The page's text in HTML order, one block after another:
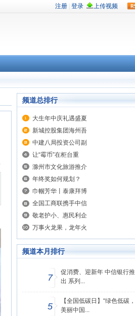
频道总排行
大生年中庆礼遇盛夏
新城控股集团海州吾
中建八局投资公司副
让“霉币”在柜台重
滁州市文化旅游推介
年终奖如何规划？
巾帼芳华丨泰康拜博
全国工商联携手中信
敬老护小、惠民利企
万事火龙果，龙年火
频道本月排行
7
促消费、迎新年 中信银行推
出 系列...
5
【全国低碳日】“绿色低碳，
美丽中国...